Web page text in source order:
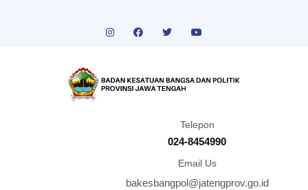
Telepon
024-8454990
Email Us
bakesbangpol@jatengprov.go.id